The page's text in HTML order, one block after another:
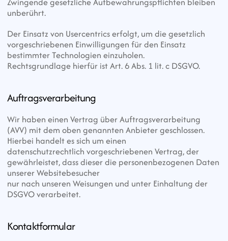
unberührt.
Der Einsatz von Usercentrics erfolgt, um die gesetzlich
vorgeschriebenen Einwilligungen für den Einsatz
bestimmter Technologien einzuholen.
Rechtsgrundlage hierfür ist Art. 6 Abs. 1 lit. c DSGVO.
Auftragsverarbeitung
Wir haben einen Vertrag über Auftragsverarbeitung
(AVV) mit dem oben genannten Anbieter geschlossen.
Hierbei handelt es sich um einen
datenschutzrechtlich vorgeschriebenen Vertrag, der
gewährleistet, dass dieser die personenbezogenen Daten
unserer Websitebesucher
nur nach unseren Weisungen und unter Einhaltung der
DSGVO verarbeitet.
Kontaktformular